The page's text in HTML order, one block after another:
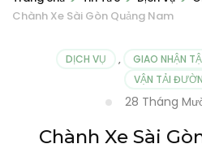
Chành Xe Sài Gòn Quảng Nam
DỊCH VỤ , GIAO NHẬN
VẬN TẢI
28 Tháng
Chành Xe Sài